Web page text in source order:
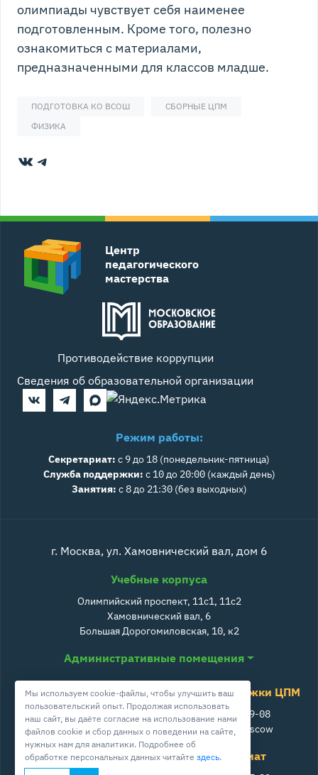
олимпиады чувствует себя наименее
подготовленным. Кроме того, полезно
ознакомиться с материалами,
предназначенными для классов младше.
ПОДГОТОВКА КО ВСОШ
СБОРНЫЕ ЦПМ
ФИЗИКА
ВКонтакте
Telegram
Центр
педагогического
мастерства
Противодействие коррупции
Сведения об образовательной организации
Режим работы:
Секретариат: с 9 до 18 (понедельник-пятница)
Служба поддержки: с 10 до 20:00 (каждый день)
Занятия: с 8 до 21:30 (без выходных)
г. Москва, ул. Хамовнический вал, дом 6
Учебные корпуса
Олимпийский проспект, 11с1, 11с2
Хамовнический вал, 6
Большая Дорогомиловская, 10, к2
Административные помещения
Служба поддержки ЦПМ
+7 800 511-39-08
info@cpm.moscow
Школа ЦПМ
Секретариат
Мы используем cookie-файлы, чтобы улучшить ваш
пользовательский опыт. Продолжая использовать
наш сайт, вы даёте согласие на использование нами
файлов cookie и сбор данных о поведении на сайте,
нужных нам для аналитики. Подробнее об
обработке персональных данных читайте здесь.